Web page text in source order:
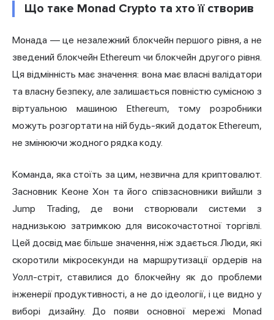
Що таке Monad Crypto та хто її створив
Монада — це незалежний блокчейн першого рівня, а не
зведений блокчейн Ethereum чи блокчейн другого рівня.
Ця відмінність має значення: вона має власні валідатори
та власну безпеку, але залишається повністю сумісною з
віртуальною машиною Ethereum, тому розробники
можуть розгортати на ній будь-який додаток Ethereum,
не змінюючи жодного рядка коду.
Команда, яка стоїть за цим, незвична для криптовалют.
Засновник Кеоне Хон та його співзасновники вийшли з
Jump Trading, де вони створювали системи з
наднизькою затримкою для високочастотної торгівлі.
Цей досвід має більше значення, ніж здається. Люди, які
скоротили мікросекунди на маршрутизації ордерів на
Уолл-стріт, ставилися до блокчейну як до проблеми
інженерії продуктивності, а не до ідеології, і це видно у
виборі дизайну. До появи основної мережі Monad